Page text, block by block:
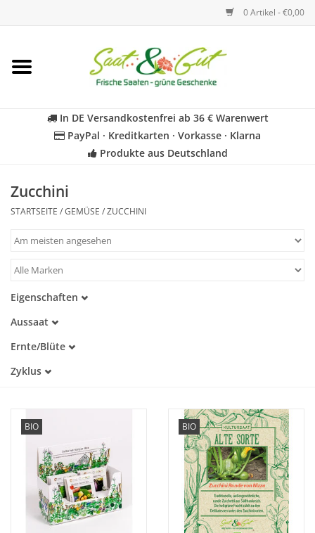
0 Artikel - €0,00
Startseite
Kräuter
Für Kinder
Geschenkideen
Katalog
In DE Versandkostenfrei ab 36 € Warenwert
PayPal · Kreditkarten · Vorkasse · Klarna
Produkte aus Deutschland
Zucchini
STARTSEITE /GEMÜSE /ZUCCHINI
Eigenschaften
Alte Sorte
Trockenheitstolerant
Kaltkeimer
Aussaat
März
April
August
Oktober
Ernte/Blüte
April
Juli
August
September
Oktober
November
Dezember
Zyklus
BIO BIO